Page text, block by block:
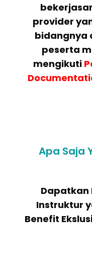
provider
bidangnya
peserta
mengikuti
Apa Saja
Dapatkan
Instruktur
Benefit